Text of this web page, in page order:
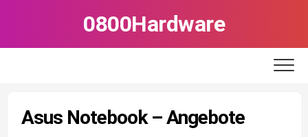
0800Hardware
Asus Notebook – Angebote